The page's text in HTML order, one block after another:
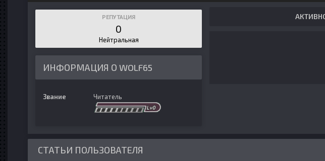
РЕПУТАЦИЯ
0
Нейтральная
ИНФОРМАЦИЯ О WOLF65
Звание Читатель
СТАТЬИ ПОЛЬЗОВАТЕЛЯ